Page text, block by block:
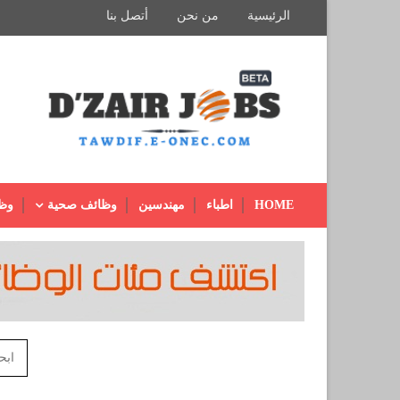
الرئيسية من نحن أتصل بنا
HOME اطباء مهندسين وظائف صحية